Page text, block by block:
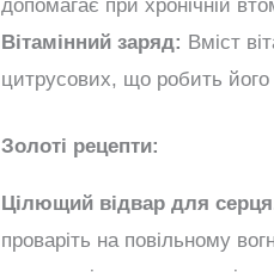
допомагає при хронічній
Вітамінний заряд: Вміст
цитрусових, що робить його
Золоті рецепти:
Цілющий відвар для
проваріть на повільному